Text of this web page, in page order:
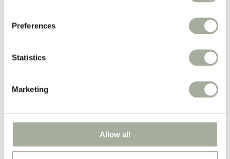
Preferences
Statistics
Marketing
Allow all
Iedere week
Boxen
Nieuw
Koopjeshoek
Weekacties!